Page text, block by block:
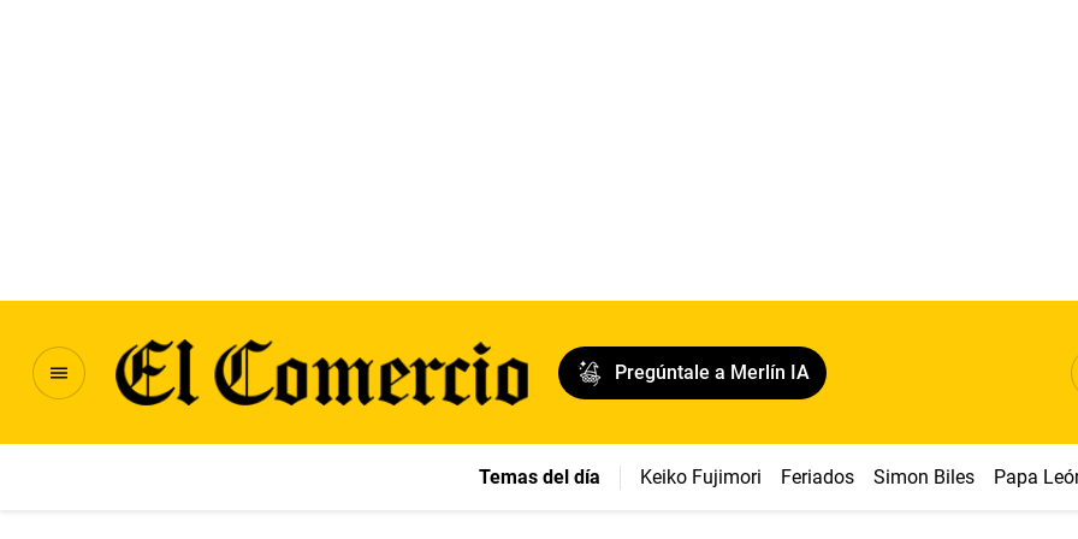
Pregúntale a Merlín IA
Temas del día Keiko Fujimori Feriados Simon Biles Papa